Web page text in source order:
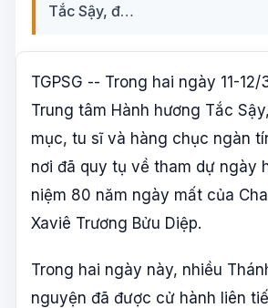
Tắc Sậy, đ…
TGPSG -- Trong hai ngày 11-
Trung tâm Hành hương Tắc
mục, tu sĩ và hàng chục ngàn
nơi đã quy tụ về tham dự ngày
niệm 80 năm ngày mất của
Xaviê Trương Bửu Diệp.
Trong hai ngày này, nhiều
nguyện đã được cử hành liên